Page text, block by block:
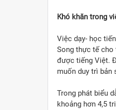
Khó khăn trong
Việc dạy- học
Song thực tế cho
được tiếng Việt.
muốn duy trì bản
Trong phát biểu
khoảng hơn 4,5